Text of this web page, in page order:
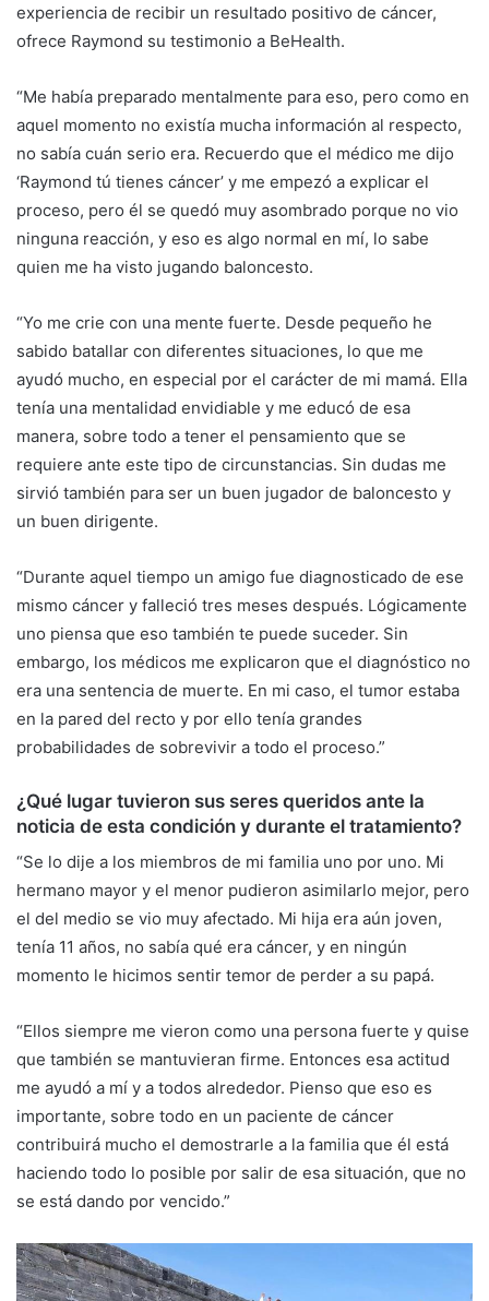
experiencia de recibir un resultado positivo de cáncer,
ofrece Raymond su testimonio a BeHealth.
“Me había preparado mentalmente para eso, pero como en
aquel momento no existía mucha información al respecto,
no sabía cuán serio era. Recuerdo que el médico me dijo
‘Raymond tú tienes cáncer’ y me empezó a explicar el
proceso, pero él se quedó muy asombrado porque no vio
ninguna reacción, y eso es algo normal en mí, lo sabe
quien me ha visto jugando baloncesto.
“Yo me crie con una mente fuerte. Desde pequeño he
sabido batallar con diferentes situaciones, lo que me
ayudó mucho, en especial por el carácter de mi mamá. Ella
tenía una mentalidad envidiable y me educó de esa
manera, sobre todo a tener el pensamiento que se
requiere ante este tipo de circunstancias. Sin dudas me
sirvió también para ser un buen jugador de baloncesto y
un buen dirigente.
“Durante aquel tiempo un amigo fue diagnosticado de ese
mismo cáncer y falleció tres meses después. Lógicamente
uno piensa que eso también te puede suceder. Sin
embargo, los médicos me explicaron que el diagnóstico no
era una sentencia de muerte. En mi caso, el tumor estaba
en la pared del recto y por ello tenía grandes
probabilidades de sobrevivir a todo el proceso.”
¿Qué lugar tuvieron sus seres queridos ante la
noticia de esta condición y durante el tratamiento?
“Se lo dije a los miembros de mi familia uno por uno. Mi
hermano mayor y el menor pudieron asimilarlo mejor, pero
el del medio se vio muy afectado. Mi hija era aún joven,
tenía 11 años, no sabía qué era cáncer, y en ningún
momento le hicimos sentir temor de perder a su papá.
“Ellos siempre me vieron como una persona fuerte y quise
que también se mantuvieran firme. Entonces esa actitud
me ayudó a mí y a todos alrededor. Pienso que eso es
importante, sobre todo en un paciente de cáncer
contribuirá mucho el demostrarle a la familia que él está
haciendo todo lo posible por salir de esa situación, que no
se está dando por vencido.”